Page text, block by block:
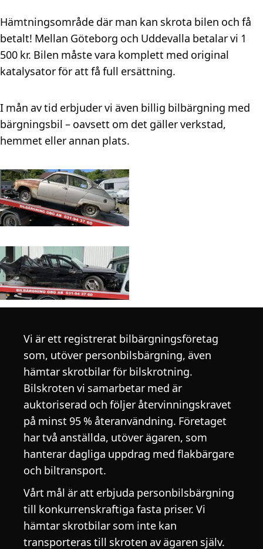
Hämtningsområde där man kan skrota bilen och få
betalt! Mellan Göteborg och Uddevalla betalar vi 1
500 kr. Bilen måste vara komplett med original
katalysator för att få full ersättning.
I mån av tid erbjuder vi även billig bilbärgning med
bärgningsbil – oavsett om det gäller verkstad,
hemmet eller annan plats.
Vi är ett registrerat bilbärgningsföretag
som, utöver personbilsbärgning, även
hämtar skrotbilar för bilskrotning.
Bilskroten vi samarbetar med är
auktoriserad och följer återvinningskravet
på minst 95 % återanvändning. Företaget
har två anställda, utöver ägaren, som
hanterar dagliga uppdrag med flakbärgare
och biltransport.
Vårt mål är att erbjuda personbilsbärgning
till konkurrenskraftiga fasta priser. Vi
hämtar skrotbilar som inte kan
transporteras till skroten av ägaren själv.